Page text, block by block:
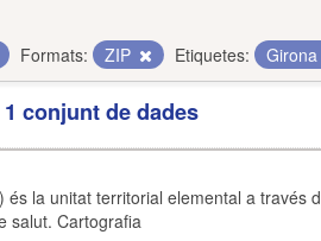
Formats: ZIP Etiquetes: Girona
conjunt de dades
és la unitat territorial elemental a través
salut. Cartografia